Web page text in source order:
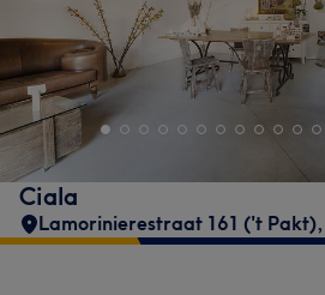
Ciala
Lamorinierestraat 161 ('t Pakt),